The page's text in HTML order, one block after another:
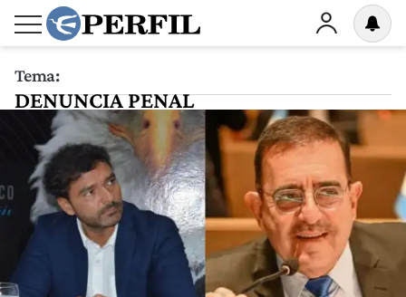
Tema:
DENUNCIA PENAL